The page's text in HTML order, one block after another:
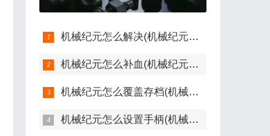
机械纪元怎么解决(机械纪元剧情攻略)
机械纪元怎么补血(机械纪元视频攻略)
机械纪元怎么覆盖存档(机械纪元怎么覆盖存档上)
机械纪元怎么设置手柄(机械纪元调试菜单)